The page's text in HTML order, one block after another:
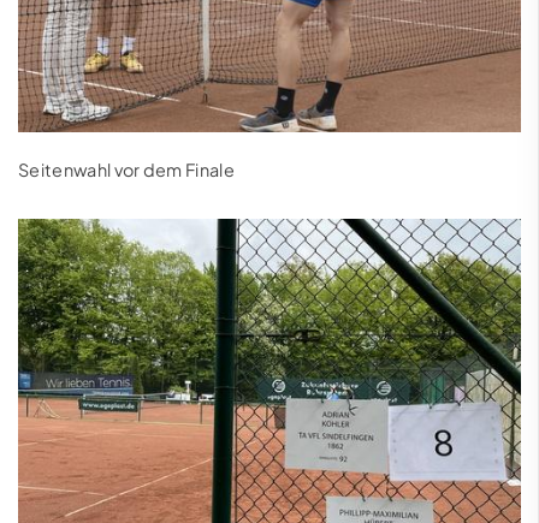
Seitenwahl vor dem Finale